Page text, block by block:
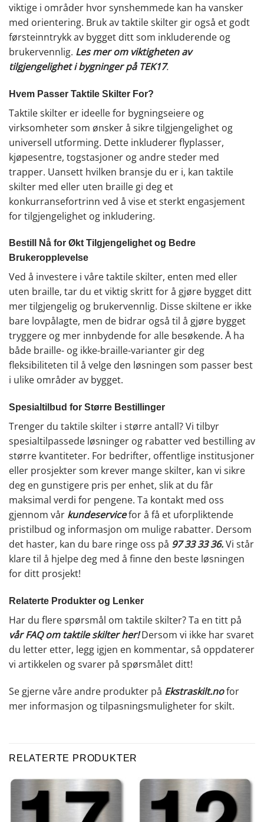
viktige i områder hvor synshemmede kan ha vansker
med orientering. Bruk av taktile skilter gir også et godt
førsteinntrykk av bygget ditt som inkluderende og
brukervennlig. Les mer om viktigheten av
tilgjengelighet i bygninger på TEK17.
Hvem Passer Taktile Skilter For?
Taktile skilter er ideelle for bygningseiere og
virksomheter som ønsker å sikre tilgjengelighet og
universell utforming. Dette inkluderer flyplasser,
kjøpesentre, togstasjoner og andre steder med
trapper. Uansett hvilken bransje du er i, kan taktile
skilter med eller uten braille gi deg et
konkurransefortrinn ved å vise et sterkt engasjement
for tilgjengelighet og inkludering.
Bestill Nå for Økt Tilgjengelighet og Bedre
Brukeropplevelse
Ved å investere i våre taktile skilter, enten med eller
uten braille, tar du et viktig skritt for å gjøre bygget ditt
mer tilgjengelig og brukervennlig. Disse skiltene er ikke
bare lovpålagte, men de bidrar også til å gjøre bygget
tryggere og mer innbydende for alle besøkende. Å ha
både braille- og ikke-braille-varianter gir deg
fleksibiliteten til å velge den løsningen som passer best
i ulike områder av bygget.
Spesialtilbud for Større Bestillinger
Trenger du taktile skilter i større antall? Vi tilbyr
spesialtilpassede løsninger og rabatter ved bestilling av
større kvantiteter. For bedrifter, offentlige institusjoner
eller prosjekter som krever mange skilter, kan vi sikre
deg en gunstigere pris per enhet, slik at du får
maksimal verdi for pengene. Ta kontakt med oss
gjennom vår kundeservicefor å få et uforpliktende
pristilbud og informasjon om mulige rabatter. Dersom
det haster, kan du bare ringe oss på 97 33 33 36.Vi står
klare til å hjelpe deg med å finne den beste løsningen
for ditt prosjekt!
Relaterte Produkter og Lenker
Har du flere spørsmål om taktile skilter? Ta en titt på
vår FAQ om taktile skilter her!Dersom vi ikke har svaret
du letter etter, legg igjen en kommentar, så oppdaterer
vi artikkelen og svarer på spørsmålet ditt!
Se gjerne våre andre produkter på Ekstraskilt.nofor
mer informasjon og tilpasningsmuligheter for skilt.
RELATERTE PRODUKTER